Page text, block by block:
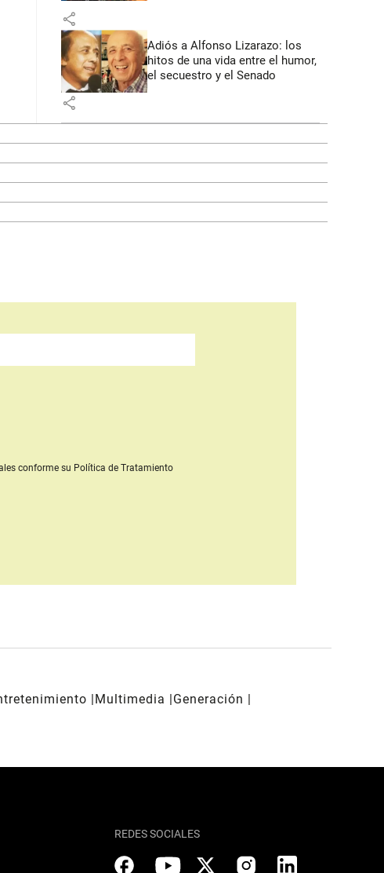
share
Adiós a Alfonso Lizarazo: los
hitos de una vida entre el humor,
el secuestro y el Senado
share
conforme su Política de Tratamiento
Multimedia
Generación
REDES SOCIALES